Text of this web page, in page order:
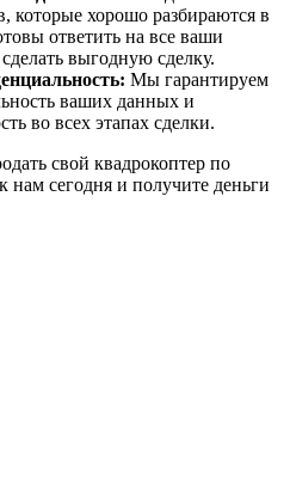
которые хорошо разбираются в
ответить на все ваши
выгодную сделку.
Мы гарантируем
ваших данных и
во всех этапах сделки.
свой квадрокоптер по
нам сегодня и получите деньги